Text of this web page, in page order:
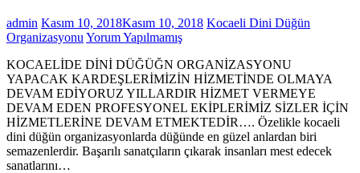
admin Kasım 10, 2018Kasım 10, 2018 Kocaeli Dini Düğün
Organizasyonu Yorum Yapılmamış
KOCAELİDE DİNİ DÜĞÜĞN ORGANİZASYONU
YAPACAK KARDEŞLERİMİZİN HİZMETİNDE OLMAYA
DEVAM EDİYORUZ YILLARDIR HİZMET VERMEYE
DEVAM EDEN PROFESYONEL EKİPLERİMİZ SİZLER İÇİN
HİZMETLERİNE DEVAM ETMEKTEDİR…. Özelikle kocaeli
dini düğün organizasyonlarda düğünde en güzel anlardan biri
semazenlerdir. Başarılı sanatçıların çıkarak insanları mest edecek
sanatlarını…